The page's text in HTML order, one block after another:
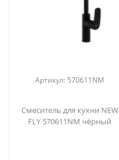
Артикул: 570611NM
Смеситель для кухни NEW
FLY 570611NM чёрный